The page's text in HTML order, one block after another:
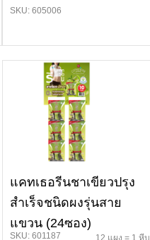
SKU: 605006
แคทเธอรีนชาเขียวปรุง
สำเร็จชนิดผงรุ่นสาย
แขวน (24ซอง)
SKU: 601187 12 แผง = 1 หีบ